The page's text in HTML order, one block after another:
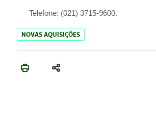
Telefone: (021) 3715-9600.
NOVAS AQUISIÇÕES